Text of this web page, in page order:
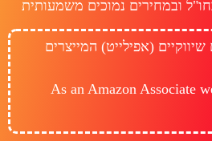
ובמחירים נמוכים משמעותית
(אפילייט) המייצרים
As an Amazon Associate